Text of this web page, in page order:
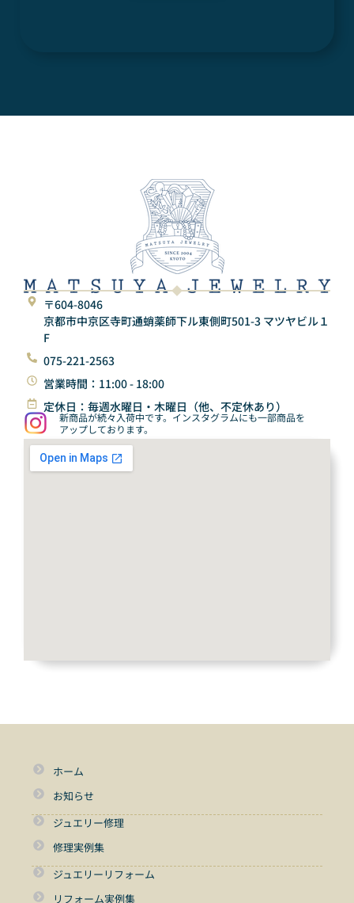
〒604-8046
京都市中京区寺町通蛸薬師下ル東側町501-3 マツヤビル１
F
075-221-2563
営業時間：11:00 - 18:00
定休日：毎週水曜日・木曜日（他、不定休あり）
新商品が続々入荷中です。インスタグラムにも一部商品を
アップしております。
ホーム
お知らせ
ジュエリー修理
修理実例集
ジュエリーリフォーム
リフォーム実例集